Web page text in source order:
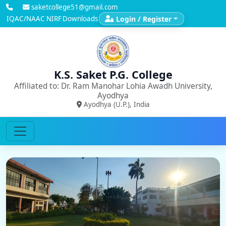
saketcollege51@gmail.com
IQAC/NAAC NIRFDownloads Login / Register
K.S. Saket P.G. College
Affiliated to: Dr. Ram Manohar Lohia Awadh University,
Ayodhya
Ayodhya (U.P.), India